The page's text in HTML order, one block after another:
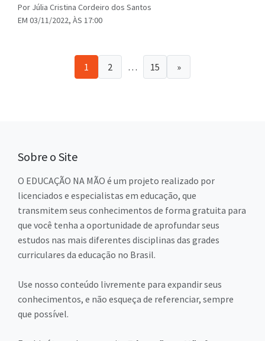
Por Júlia Cristina Cordeiro dos Santos
EM 03/11/2022, ÀS 17:00
1 2 … 15 »
Sobre o Site
O EDUCAÇÃO NA MÃO é um projeto realizado por
licenciados e especialistas em educação, que
transmitem seus conhecimentos de forma gratuita para
que você tenha a oportunidade de aprofundar seus
estudos nas mais diferentes disciplinas das grades
curriculares da educação no Brasil.
Use nosso conteúdo livremente para expandir seus
conhecimentos, e não esqueça de referenciar, sempre
que possível.